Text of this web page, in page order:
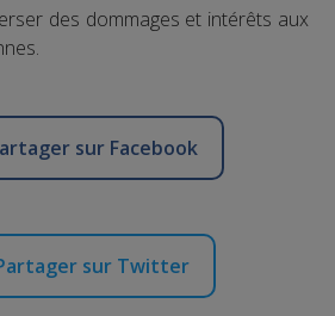
des dommages et intérêts aux
sur Facebook
sur Twitter